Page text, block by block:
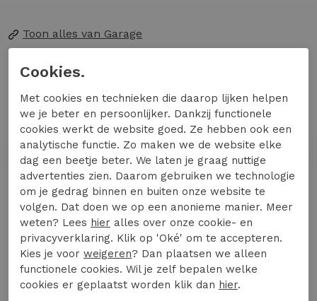
Toon alles van Garage
Naar alleGarage shirts en tops
Ervaar het ultieme comfort en stijl met het SEMI
BODYFIT T-shirt R-neck van GARAGE. Dit heren
T-shirt, uitgevoerd in stralend wit, is de perfecte
aanvulling op elke garderobe. Het combineert
moeiteloos stijl met functionaliteit, waardoor
het een onmisbaar item is voor elke
modebewuste man.
Gemaakt van hoogwaardige materialen voor
langdurig draagplezier.
Lees meer
Specificaties
Winkelvoorraad
Cookies.
Met cookies en technieken die daarop lijken helpen
we je beter en persoonlijker. Dankzij functionele
cookies werkt de website goed. Ze hebben ook een
analytische functie. Zo maken we de website elke
dag een beetje beter. We laten je graag nuttige
advertenties zien. Daarom gebruiken we technologie
om je gedrag binnen en buiten onze website te
volgen. Dat doen we op een anonieme manier. Meer
weten? Lees hier alles over onze cookie- en
privacyverklaring. Klik op 'Oké' om te accepteren.
Kies je voor weigeren? Dan plaatsen we alleen
functionele cookies. Wil je zelf bepalen welke
cookies er geplaatst worden klik dan hier.